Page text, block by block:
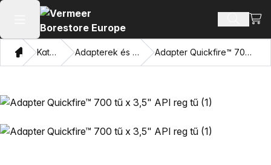
Főmenü megnyitása
OtthonKatalógus Adapterek és húzó szemek Adapter Quickfire™ 700 tű x 3,5" API reg tű